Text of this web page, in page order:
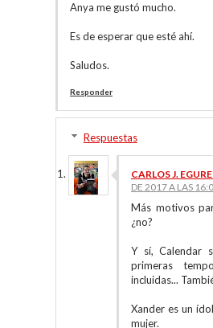
Anya me gustó mucho.
Es de esperar que esté ahí.
Saludos.
Responder
Respuestas
CARLOS J.
DE 2017 A LAS
Más motivos
¿no?
Y sí, Calendar
primeras
incluidas...
Xander es un
mujer.